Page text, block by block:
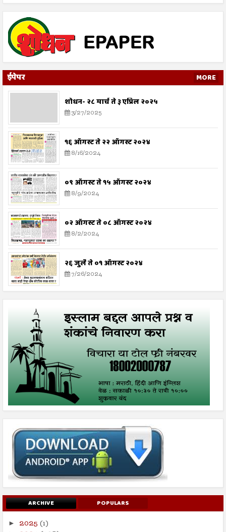
ईपेपर MORE
शोधन- २८ मार्च ते ३ एप्रिल २०२५
3/27/2025
१६ ऑगस्ट ते २२ ऑगस्ट २०२४
8/16/2024
०९ ऑगस्ट ते १५ ऑगस्ट २०२४
8/9/2024
०२ ऑगस्ट ते ०८ ऑगस्ट २०२४
8/2/2024
२६ जुलै ते ०१ ऑगस्ट २०२४
7/26/2024
ARCHIVE POPULARS
► 2025 (1)